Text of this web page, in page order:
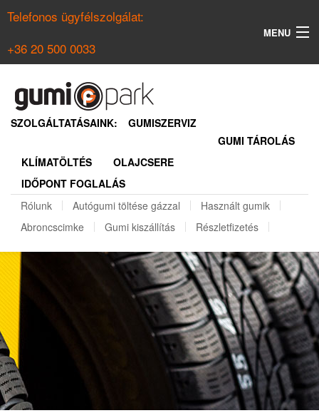
Telefonos ügyfélszolgálat:
+36 20 500 0033
MENU
NYÁRI GUMI KERESŐ
REGISZTRÁCIÓ
SZOLGÁLTATÁSAINK:
GUMISZERVIZ
GUMI TÁROLÁS
KLÍMATÖLTÉS
OLAJCSERE
IDŐPONT FOGLALÁS
Rólunk
Autógumi töltése gázzal
Használt gumik
Abroncscimke
Gumi kiszállítás Részletfizetés